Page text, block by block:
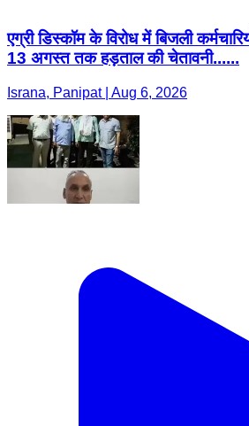
एग्री डिस्कॉम के विरोध में बिजली
13 अगस्त तक हड़ताल की चेतावनी......
Israna, Panipat | Aug 6, 2026